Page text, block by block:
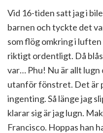
Vid 16-tiden satt jag i
barnen och tyckte det
som flög omkring i
riktigt ordentligt. Då
var… Phu! Nu är allt
utanför fönstret. Det är
ingenting. Så länge jag
klarar sig är jag lugn.
Francisco. Hoppas han